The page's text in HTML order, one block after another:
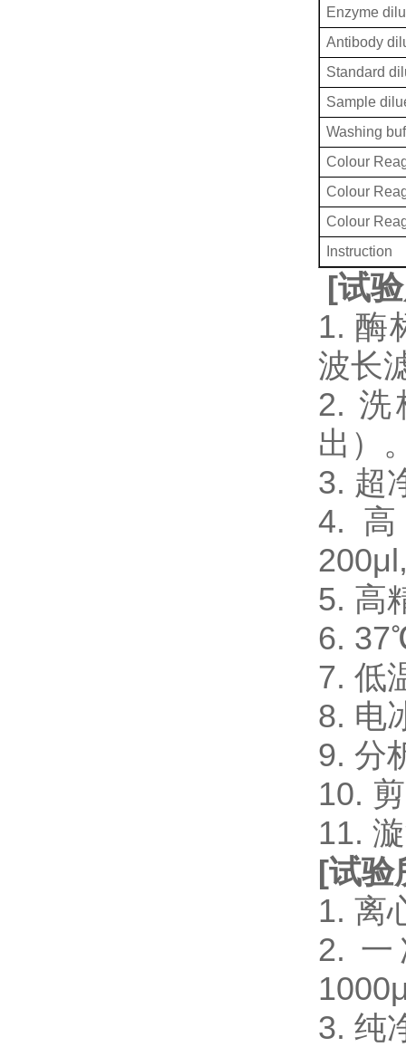
Enzyme
Antibody
Standard
Sample
Washing
Colour
Colour
Colour
Instruction
[试
1. 酶
波长
2. 洗
出）
3. 超
4.
5. 高
6.
7. 低
8. 电
9. 分
10.
11.
[试验
1. 离
2. 一
3. 纯